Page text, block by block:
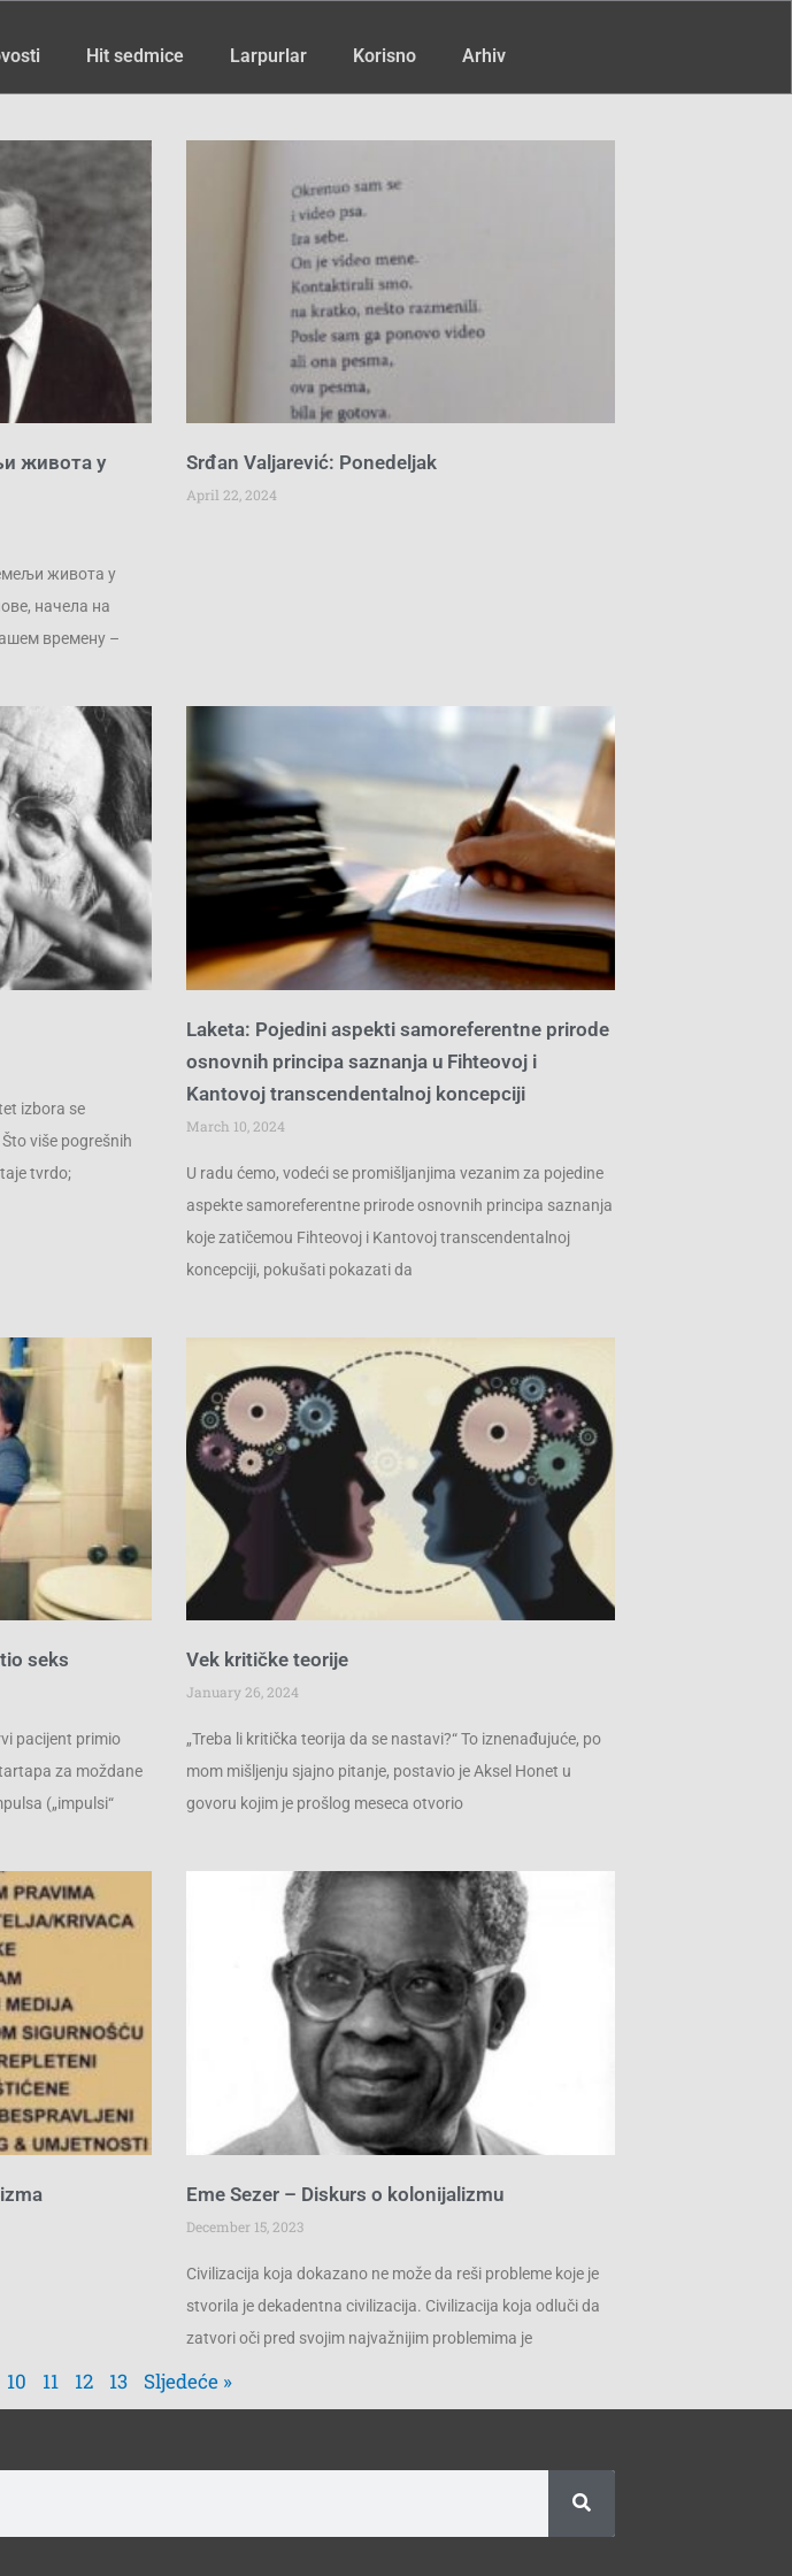
Hit sedmice Larpurlar Korisno Arhiv
живота у
живота у
начела на
времену –
Srđan Valjarević: Ponedeljak
April 22, 2024
izbora se
više pogrešnih
tvrdo;
Laketa: Pojedini aspekti samoreferentne prirode
osnovnih principa saznanja u Fihteovoj i
Kantovoj transcendentalnoj koncepciji
March 10, 2024
U radu ćemo, vodeći se promišljanjima vezanim za pojedine
aspekte samoreferentne prirode osnovnih principa saznanja
koje zatičemou Fihteovoj i Kantovoj transcendentalnoj
koncepciji, pokušati pokazati da
seks
pacijent primio
za moždane
(„impulsi“
Vek kritičke teorije
January 26, 2024
„Treba li kritička teorija da se nastavi?“ To iznenađujuće, po
mom mišljenju sjajno pitanje, postavio je Aksel Honet u
govoru kojim je prošlog meseca otvorio
Eme Sezer – Diskurs o kolonijalizmu
December 15, 2023
Civilizacija koja dokazano ne može da reši probleme koje je
stvorila je dekadentna civilizacija. Civilizacija koja odluči da
zatvori oči pred svojim najvažnijim problemima je
10
Page
11
Page
12 13 Sljedeće »